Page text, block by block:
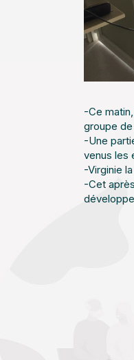
-Ce
groupe
-Une
venus les
-Virginie
-Cet